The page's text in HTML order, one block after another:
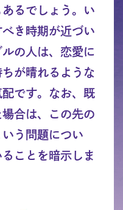
るでしょう。い
き時期が近づい
の人は、恋愛に
が晴れるような
です。なお、既
合は、この先の
う問題につい
ことを暗示しま